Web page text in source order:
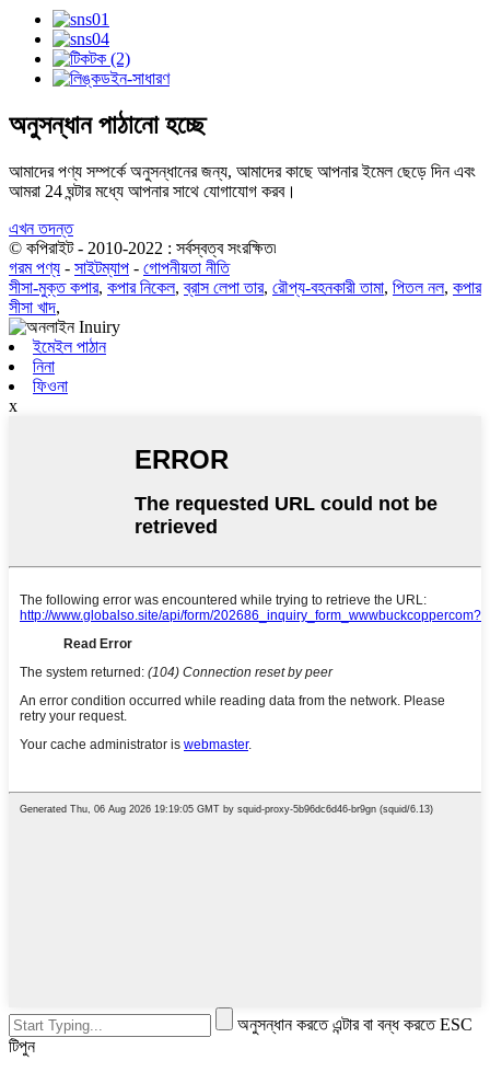
অনুসন্ধান পাঠানো হচ্ছে
আমাদের পণ্য সম্পর্কে অনুসন্ধানের জন্য, আমাদের কাছে আপনার ইমেল ছেড়ে দিন এবং
আমরা 24 ঘন্টার মধ্যে আপনার সাথে যোগাযোগ করব।
এখন তদন্ত
© কপিরাইট - 2010-2022 : সর্বস্বত্ব সংরক্ষিত৷
গরম পণ্য - সাইটম্যাপ - গোপনীয়তা নীতি
সীসা-মুক্ত কপার, কপার নিকেল,ব্রাস লেপা তার, রৌপ্য-বহনকারী তামা, পিতল নল, কপার
সীসা খাদ,
ইমেইল পাঠান
নিনা
ফিওনা
x
অনুসন্ধান করতে এন্টার বা বন্ধ করতে ESC
টিপুন